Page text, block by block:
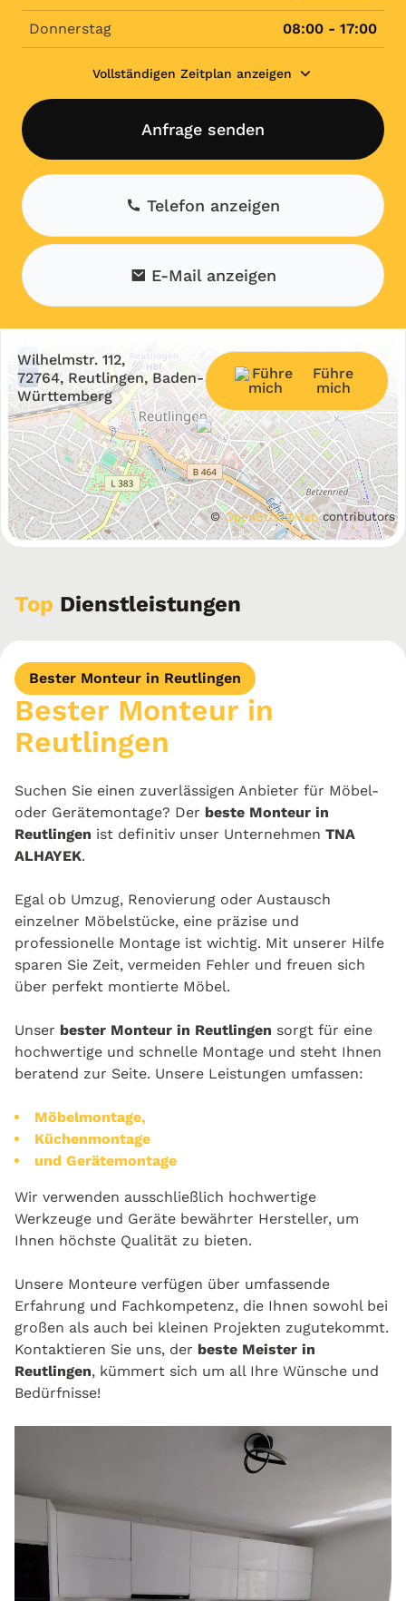
Donnerstag 08:00 - 17:00
Vollständigen Zeitplan anzeigen
Anfrage senden
Telefon anzeigen
E-Mail anzeigen
+
−
©OpenStreetMapcontributors
Wilhelmstr. 112,
72764, Reutlingen, Baden-
Württemberg
Führe
mich
Top Dienstleistungen
Bester Monteur in Reutlingen
Bester Monteur in
Reutlingen
Suchen Sie einen zuverlässigen Anbieter für Möbel-
oder Gerätemontage? Der beste Monteur in
Reutlingen ist definitiv unser Unternehmen TNA
ALHAYEK.
Egal ob Umzug, Renovierung oder Austausch
einzelner Möbelstücke, eine präzise und
professionelle Montage ist wichtig. Mit unserer Hilfe
sparen Sie Zeit, vermeiden Fehler und freuen sich
über perfekt montierte Möbel.
Unser bester Monteur in Reutlingen sorgt für eine
hochwertige und schnelle Montage und steht Ihnen
beratend zur Seite. Unsere Leistungen umfassen:
Möbelmontage,
Küchenmontage
und Gerätemontage
Wir verwenden ausschließlich hochwertige
Werkzeuge und Geräte bewährter Hersteller, um
Ihnen höchste Qualität zu bieten.
Unsere Monteure verfügen über umfassende
Erfahrung und Fachkompetenz, die Ihnen sowohl bei
großen als auch bei kleinen Projekten zugutekommt.
Kontaktieren Sie uns, der beste Meister in
Reutlingen, kümmert sich um all Ihre Wünsche und
Bedürfnisse!